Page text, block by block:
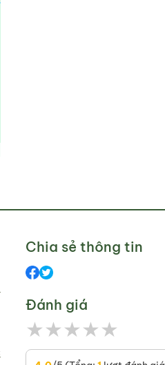
Chia sẻ thông tin
Đánh giá
★★★★★